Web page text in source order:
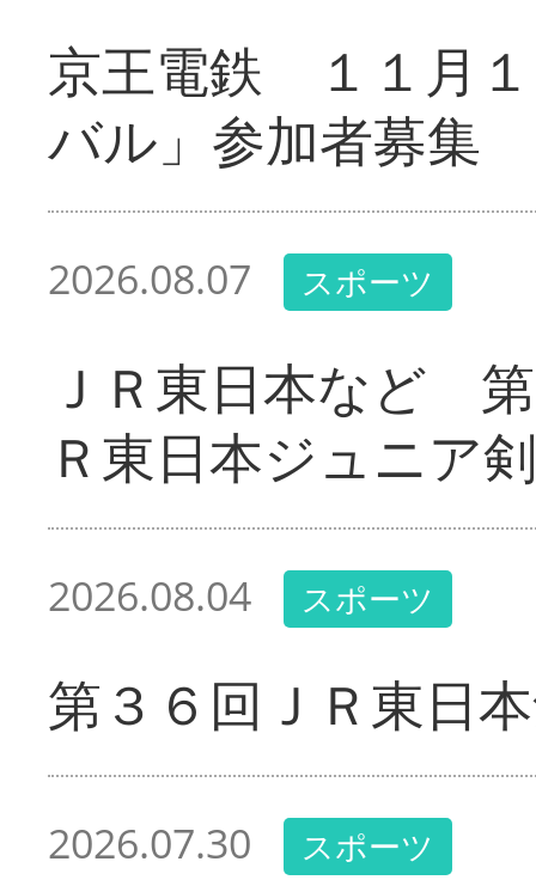
京王電鉄 １１月
バル」参加者募集
2026.08.07 スポーツ
ＪＲ東日本など
Ｒ東日本ジュニア
2026.08.04 スポーツ
第３６回ＪＲ東日
2026.07.30 スポーツ